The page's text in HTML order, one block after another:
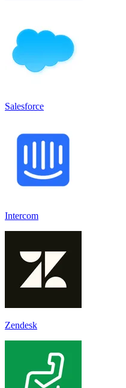
Salesforce
Intercom
Zendesk